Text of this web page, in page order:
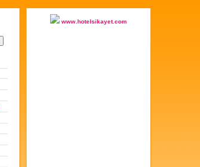
www.hotelsikayet.com